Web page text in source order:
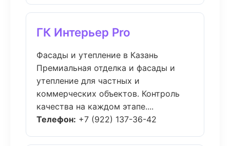
ГК Интерьер Pro
Фасады и утепление в Казань
Премиальная отделка и фасады и
утепление для частных и
коммерческих объектов. Контроль
качества на каждом этапе....
Телефон: +7 (922) 137-36-42